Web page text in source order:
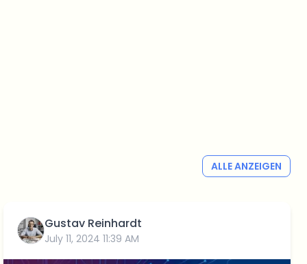
ALLE ANZEIGEN
Gustav Reinhardt
July 11, 2024 11:39 AM